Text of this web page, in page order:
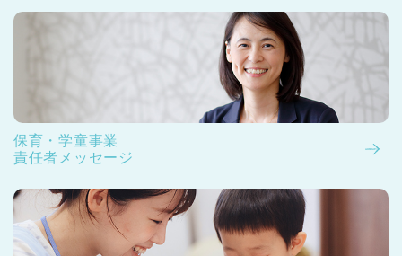
保育・学童事業
責任者メッセージ